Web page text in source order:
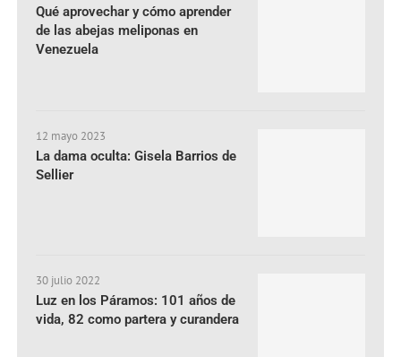
Qué aprovechar y cómo aprender
de las abejas meliponas en
Venezuela
12 mayo 2023
La dama oculta: Gisela Barrios de
Sellier
30 julio 2022
Luz en los Páramos: 101 años de
vida, 82 como partera y curandera